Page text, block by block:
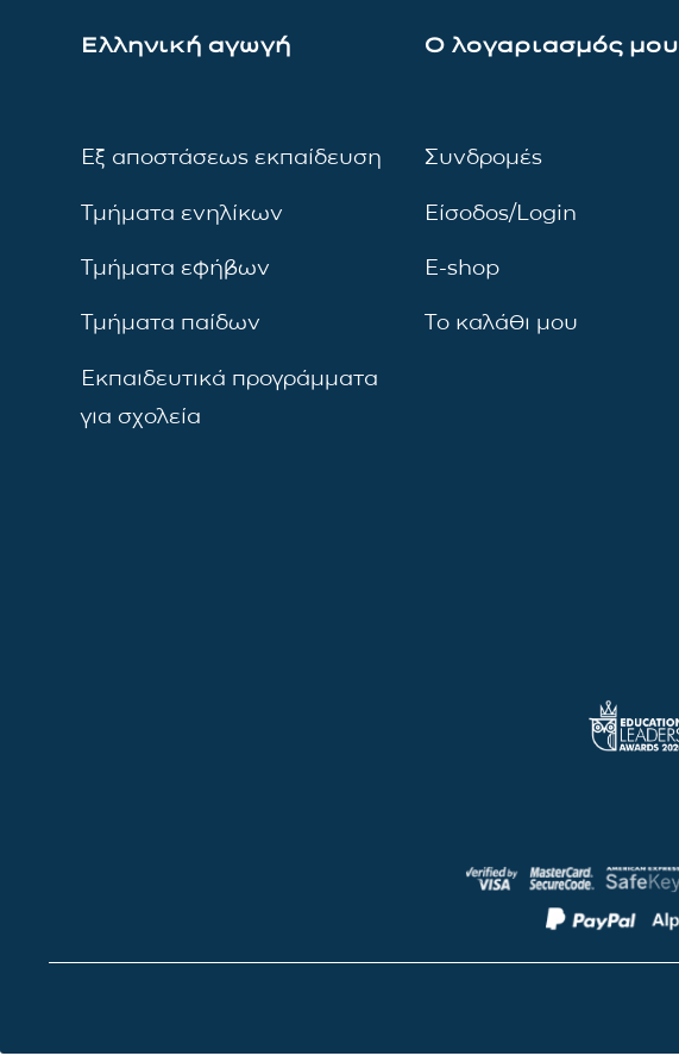
Ελληνική αγωγή
Εξ αποστάσεως εκπαίδευση
Τμήματα ενηλίκων
Τμήματα εφήβων
Τμήματα παίδων
Εκπαιδευτικά προγράμματα
για σχολεία
Ο λογαριασμός μου
Συνδρομές
Είσοδος/Login
E-shop
Το καλάθι μου